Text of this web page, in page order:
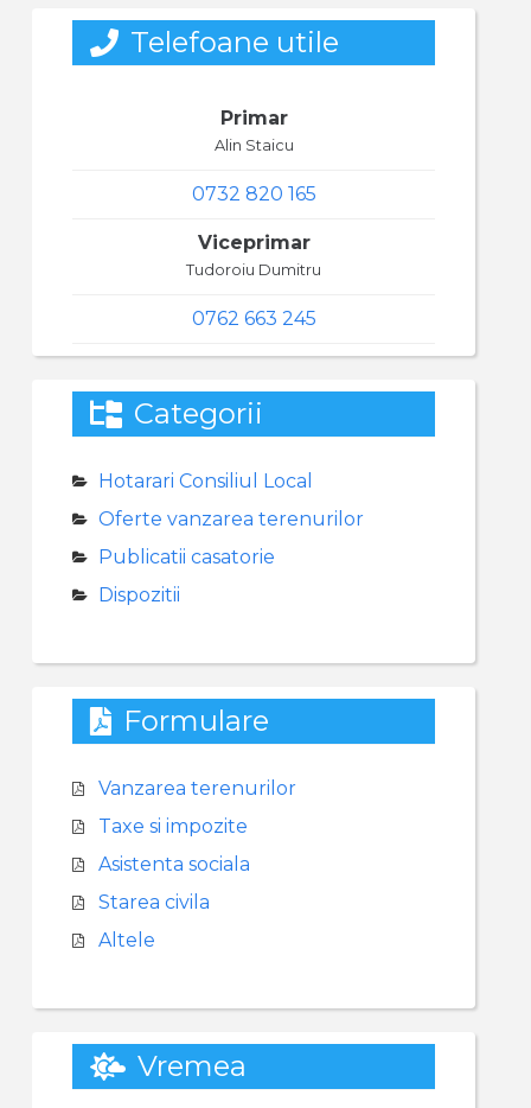
Telefoane utile
Primar
Alin Staicu
0732 820 165
Viceprimar
Tudoroiu Dumitru
0762 663 245
Categorii
Hotarari Consiliul Local
Oferte vanzarea terenurilor
Publicatii casatorie
Dispozitii
Formulare
Vanzarea terenurilor
Taxe si impozite
Asistenta sociala
Starea civila
Altele
Vremea